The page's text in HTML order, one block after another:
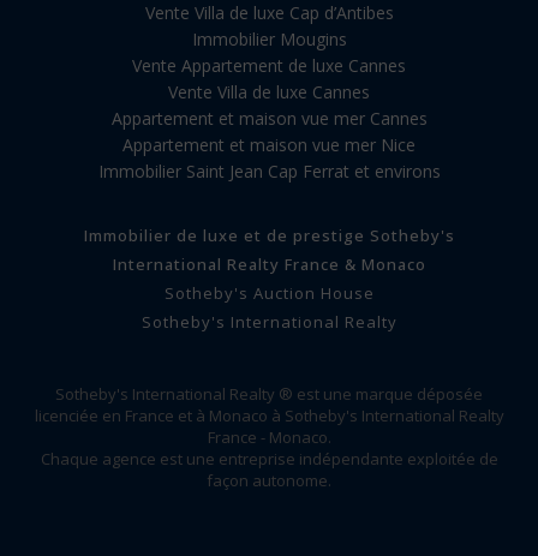
Vente Villa de luxe Cap d’Antibes
Immobilier Mougins
Vente Appartement de luxe Cannes
Vente Villa de luxe Cannes
Appartement et maison vue mer Cannes
Appartement et maison vue mer Nice
Immobilier Saint Jean Cap Ferrat et environs
Immobilier de luxe et de prestige Sotheby's
International Realty France & Monaco
Sotheby's Auction House
Sotheby's International Realty
Sotheby's International Realty ® est une marque déposée
licenciée en France et à Monaco à Sotheby's International Realty
France - Monaco.
Chaque agence est une entreprise indépendante exploitée de
façon autonome.